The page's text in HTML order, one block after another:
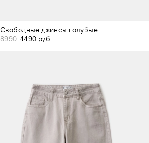
Свободные джинсы голубые
8990 4490 руб.